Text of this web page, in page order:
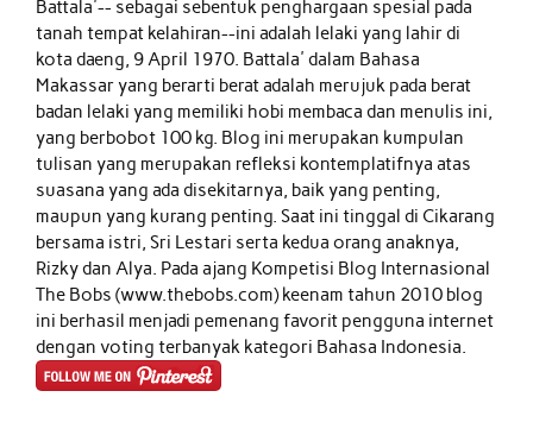
Battala'-- sebagai sebentuk penghargaan spesial pada
tanah tempat kelahiran--ini adalah lelaki yang lahir di
kota daeng, 9 April 1970. Battala' dalam Bahasa
Makassar yang berarti berat adalah merujuk pada berat
badan lelaki yang memiliki hobi membaca dan menulis ini,
yang berbobot 100 kg. Blog ini merupakan kumpulan
tulisan yang merupakan refleksi kontemplatifnya atas
suasana yang ada disekitarnya, baik yang penting,
maupun yang kurang penting. Saat ini tinggal di Cikarang
bersama istri, Sri Lestari serta kedua orang anaknya,
Rizky dan Alya. Pada ajang Kompetisi Blog Internasional
The Bobs (www.thebobs.com) keenam tahun 2010 blog
ini berhasil menjadi pemenang favorit pengguna internet
dengan voting terbanyak kategori Bahasa Indonesia.